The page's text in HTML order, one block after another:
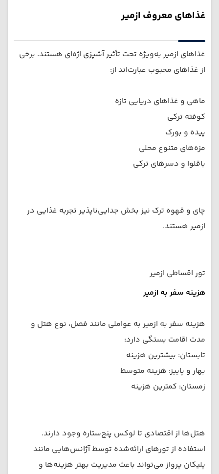
غذاهای معروف ازمیر
غذاهای ازمیر به‌ویژه تحت تأثیر آشپزی اژه‌ای هستند. برخی
از غذاهای محبوب عبارت‌اند از:
ماهی و غذاهای دریایی تازه
کوفته ترکی
پیده و بورک
مزه‌های متنوع محلی
باقلوا و دسرهای ترکی
چای و قهوه ترک نیز بخش جدایی‌ناپذیر تجربه غذایی در
ازمیر هستند.
تور اقساطی ازمیر
هزینه سفر به ازمیر
هزینه سفر به ازمیر به عواملی مانند فصل، نوع هتل و
مدت اقامت بستگی دارد:
تابستان: بیشترین هزینه
بهار و پاییز: هزینه متوسط
زمستان: کمترین هزینه
هتل‌ها از اقتصادی تا لوکس پنج‌ستاره وجود دارند.
استفاده از تورهای ارائه‌شده توسط آژانس‌هایی مانند
پلیکان پرواز می‌تواند باعث مدیریت بهتر هزینه‌ها و